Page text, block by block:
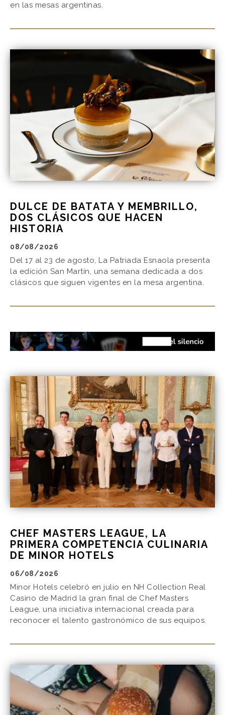
en las mesas argentinas.
DULCE DE BATATA Y MEMBRILLO,
DOS CLÁSICOS QUE HACEN
HISTORIA
08/08/2026
Del 17 al 23 de agosto, La Patriada Esnaola presenta
la edición San Martín, una semana dedicada a dos
clásicos que siguen vigentes en la mesa argentina.
CHEF MASTERS LEAGUE, LA
PRIMERA COMPETENCIA CULINARIA
DE MINOR HOTELS
06/08/2026
Minor Hotels celebró en julio en NH Collection Real
Casino de Madrid la gran final de Chef Masters
League, una iniciativa internacional creada para
reconocer el talento gastronómico de sus equipos.